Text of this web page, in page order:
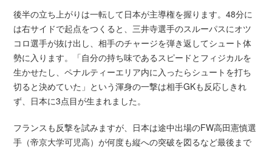
後半の立ち上がりは一転して日本が主導権を握ります。48分に
は右サイドで起点をつくると、三井寺選手のスルーパスにオツ
コロ選手が抜け出し、相手のチャージを弾き返してシュート体
勢に入ります。「自分の持ち味であるスピードとフィジカルを
生かせたし、ペナルティーエリア内に入ったらシュートを打ち
切ると決めていた」という渾身の一撃は相手GKも反応しきれ
ず、日本に3点目が生まれました。
フランスも反撃を試みますが、日本は途中出場のFW高田憲慎選
手（帝京大学可児高）が何度も縦への突破を図るなど最後まで